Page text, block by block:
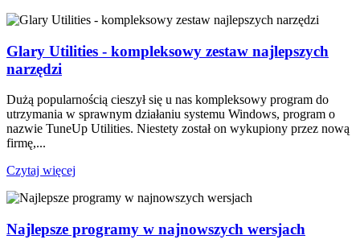
Glary Utilities - kompleksowy zestaw najlepszych
narzędzi
Dużą popularnością cieszył się u nas kompleksowy program do
utrzymania w sprawnym działaniu systemu Windows, program o
nazwie TuneUp Utilities. Niestety został on wykupiony przez nową
firmę,...
Czytaj więcej
Najlepsze programy w najnowszych wersjach